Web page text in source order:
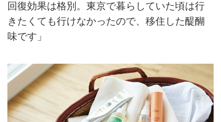
回復効果は格別。東京で暮らしていた頃は行
きたくても行けなかったので、移住した醍醐
味です」